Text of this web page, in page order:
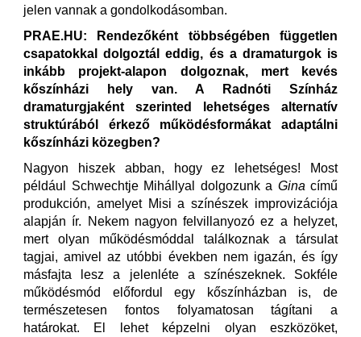
jelen vannak a gondolkodásomban.
PRAE.HU: Rendezőként többségében független
csapatokkal dolgoztál eddig, és a dramaturgok is
inkább projekt-alapon dolgoznak, mert kevés
kőszínházi hely van. A Radnóti Színház
dramaturgjaként szerinted lehetséges alternatív
struktúrából érkező működésformákat adaptálni
kőszínházi közegben?
Nagyon hiszek abban, hogy ez lehetséges! Most
például Schwechtje Mihállyal dolgozunk a Gina című
produkción, amelyet Misi a színészek improvizációja
alapján ír. Nekem nagyon felvillanyozó ez a helyzet,
mert olyan működésmóddal találkoznak a társulat
tagjai, amivel az utóbbi években nem igazán, és így
másfajta lesz a jelenléte a színészeknek. Sokféle
működésmód előfordul egy kőszínházban is, de
természetesen fontos folyamatosan tágítani a
határokat. El lehet képzelni olyan eszközöket,